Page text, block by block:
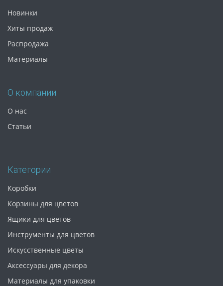
Новинки
Хиты продаж
Распродажа
Материалы
О компании
О нас
Статьи
Категории
Коробки
Корзины для цветов
Ящики для цветов
Инструменты для цветов
Искусственные цветы
Аксессуары для декора
Материалы для упаковки